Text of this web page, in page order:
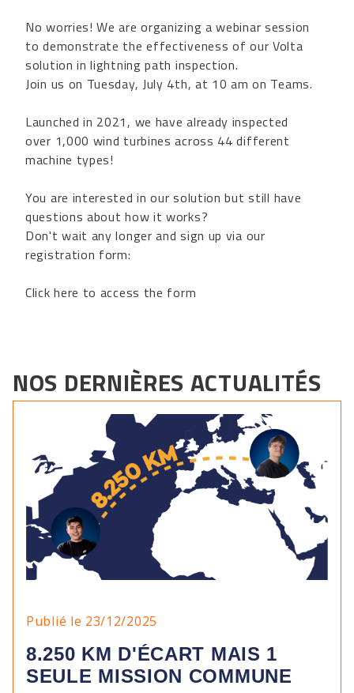
No worries! We are organizing a webinar session
to demonstrate the effectiveness of our Volta
solution in lightning path inspection.
Join us on Tuesday, July 4th, at 10 am on Teams.
Launched in 2021, we have already inspected
over 1,000 wind turbines across 44 different
machine types!
You are interested in our solution but still have
questions about how it works?
Don't wait any longer and sign up via our
registration form:
Click here to access the form
NOS DERNIÈRES ACTUALITÉS
Publié le 23/12/2025
8.250 KM D'ÉCART MAIS 1
SEULE MISSION COMMUNE